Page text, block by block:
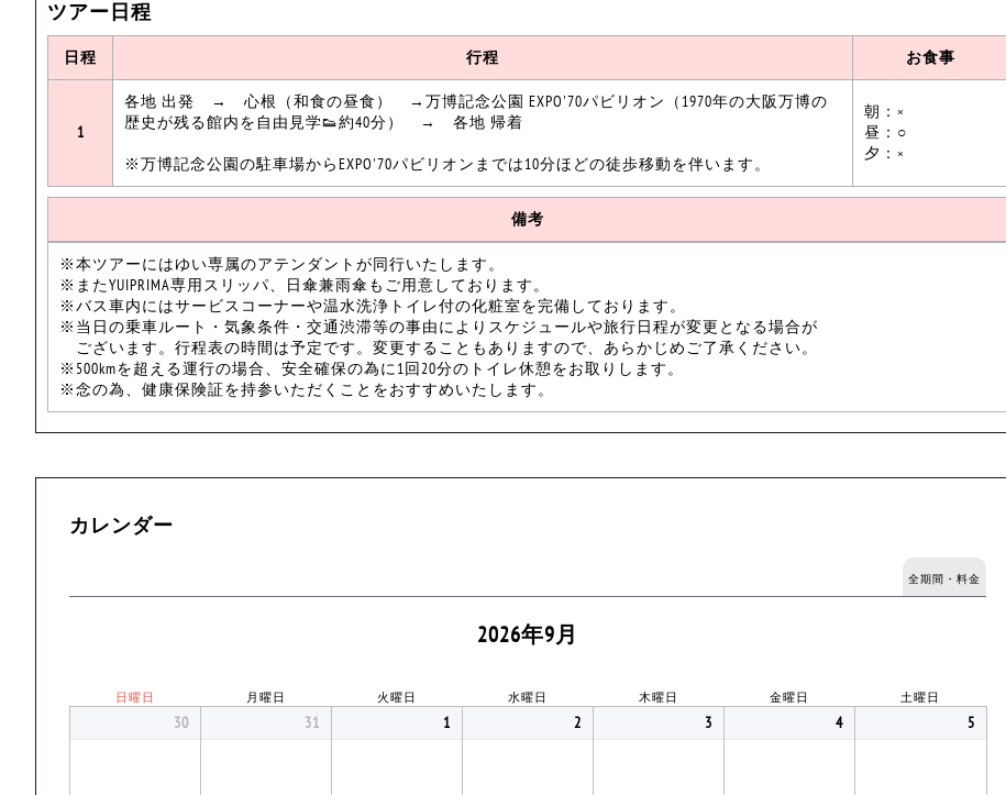
ツアー日程
日程 行程 お食事
1
各地 出発 → 心根（和食の昼食） →万博記念公園 EXPO'70パビリオン（1970年の大阪万博の
歴史が残る館内を自由見学👟約40分） → 各地 帰着
※万博記念公園の駐車場からEXPO'70パビリオンまでは10分ほどの徒歩移動を伴います。
朝：×
昼：○
夕：×
備考
※本ツアーにはゆい専属のアテンダントが同行いたします。
※またYUIPRIMA専用スリッパ、日傘兼雨傘もご用意しております。
※バス車内にはサービスコーナーや温水洗浄トイレ付の化粧室を完備しております。
※当日の乗車ルート・気象条件・交通渋滞等の事由によりスケジュールや旅行日程が変更となる場合が
ございます。行程表の時間は予定です。変更することもありますので、あらかじめご了承ください。
※500kmを超える運行の場合、安全確保の為に1回20分のトイレ休憩をお取りします。
※念の為、健康保険証を持参いただくことをおすすめいたします。
カレンダー
全期間・料金
2026年9月
日曜日 月曜日 火曜日 水曜日 木曜日 金曜日 土曜日
30 31 1 2 3 4 5